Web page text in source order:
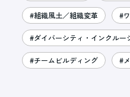
#組織風土／組織変革 #
#ダイバーシティ・インクルー
#チームビルディング #